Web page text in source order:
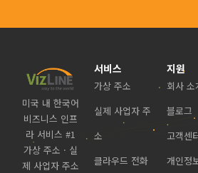
미국 내 한국어
비즈니스 인프
라 서비스 #1
가상 주소 · 실
제 사업자 주소
서비스
가상 주소
실제 사업자 주
소
클라우드 전화
지원
회사 소
블로그
고객센
개인정